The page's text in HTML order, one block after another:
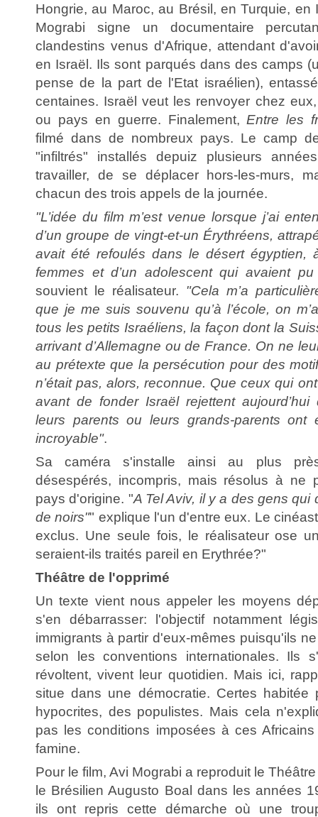
Hongrie, au Maroc, au Brésil, en Turquie, en
Mograbi signe un documentaire
clandestins venus d'Afrique, attendant
en Israël. Ils sont parqués dans des camps
pense de la part de l'Etat israélien),
centaines. Israël veut les renvoyer chez
ou pays en guerre. Finalement,Entre les
filmé dans de nombreux pays. Le camp
"infiltrés" installés depuiz plusieurs
travailler, de se déplacer hors-les-murs,
chacun des trois appels de la journée.
"L’idée du film m’est venue lorsque j’ai
d’un groupe de vingt-et-un Érythréens,
avait été refoulés dans le désert égyptien,
femmes et d’un adolescent qui avaient
souvient le réalisateur. "Cela m’a
que je me suis souvenu qu’à l’école, on
tous les petits Israéliens, la façon dont la
arrivant d’Allemagne ou de France. On ne
au prétexte que la persécution pour des
n’était pas, alors, reconnue. Que ceux qui
avant de fonder Israël rejettent
leurs parents ou leurs grands-parents ont
incroyable".
Sa caméra s'installe ainsi au plus
désespérés, incompris, mais résolus à ne
pays d'origine. "A Tel Aviv, il y a des gens
de noirs"" explique l'un d'entre eux. Le
exclus. Une seule fois, le réalisateur ose
seraient-ils traités pareil en Erythrée?"
Théâtre de l'opprimé
Un texte vient nous appeler les moyens
s'en débarrasser: l'objectif notamment
immigrants à partir d'eux-mêmes puisqu'ils
selon les conventions internationales. Ils
révoltent, vivent leur quotidien. Mais ici,
situe dans une démocratie. Certes habitée
hypocrites, des populistes. Mais cela
pas les conditions imposées à ces
famine.
Pour le film, Avi Mograbi a reproduit le
le Brésilien Augusto Boal dans les années
ils ont repris cette démarche où une